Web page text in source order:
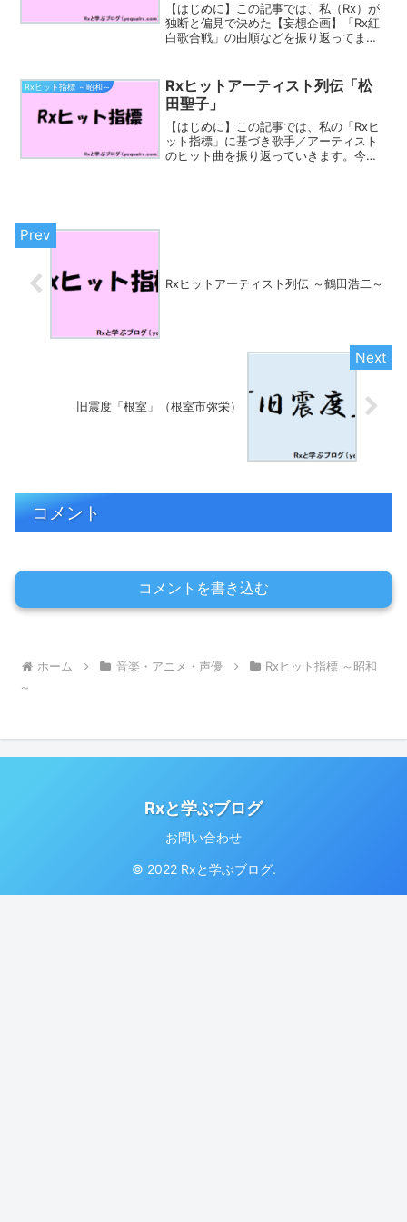
【はじめに】この記事では、私（Rx）が
独断と偏見で決めた【妄想企画】「Rx紅
白歌合戦」の曲順などを振り返ってまい
です。第21～30回の紅白トリ一覧緑が各
回の「大トリ」、...
Rxヒット指標 ～昭和～
Rxヒットアーティスト列伝「松
田聖子」
【はじめに】この記事では、私の「Rxヒ
ット指標」に基づき歌手／アーティスト
のヒット曲を振り返っていきます。今回
Rxヒットアーティスト列伝 ～鶴田浩二～
旧震度「根室」（根室市弥栄）
コメント
コメントを書き込む
ホーム 音楽・アニメ・声優
Rxヒット指標 ～昭和
～
Rxと学ぶブログ
お問い合わせ
© 2022 Rxと学ぶブログ.